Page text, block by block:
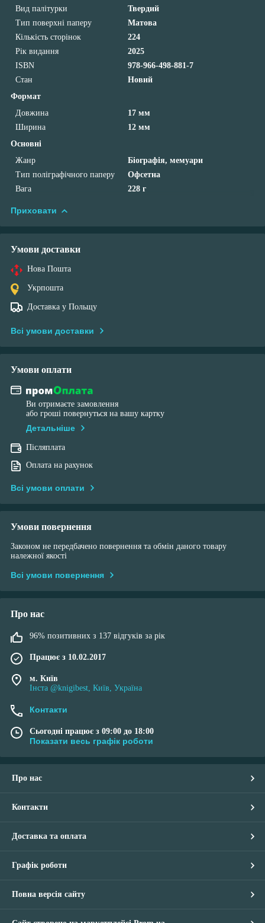
Вид палітурки
Твердий
Тип поверхні паперу
Матова
Кількість сторінок
224
Рік видання
2025
ISBN
978-966-498-881-7
Стан
Новий
Формат
Довжина
17 мм
Ширина
12 мм
Основні
Жанр
Біографія, мемуари
Тип поліграфічного паперу
Офсетна
Вага
228 г
Приховати
Умови доставки
Нова Пошта
Укрпошта
Доставка у Польщу
Всі умови доставки
Умови оплати
Ви отримаєте замовлення
або гроші повернуться на вашу картку
Детальніше
Післяплата
Оплата на рахунок
Всі умови оплати
Умови повернення
Законом не передбачено повернення та обмін даного товару
належної якості
Всі умови повернення
Про нас
96% позитивних з 137 відгуків за рік
Працює з 10.02.2017
м. Київ
Інста @knigibest, Київ, Україна
Контакти
Сьогодні працює з 09:00 до 18:00
Показати весь графік роботи
Про нас
Контакти
Доставка та оплата
Графік роботи
Повна версія сайту